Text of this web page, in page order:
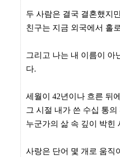
우
즐
성
만
남
미
프
진
약
국
두 사람은 결국 결혼했지
친구는 지금 외국에서 홀
그리고 나는 내 이름이 아
다.
세월이 42년이나 흐른 뒤
그 시절 내가 쓴 수십 통
누군가의 삶 속 깊이 박힌
사랑은 단어 몇 개로 움직